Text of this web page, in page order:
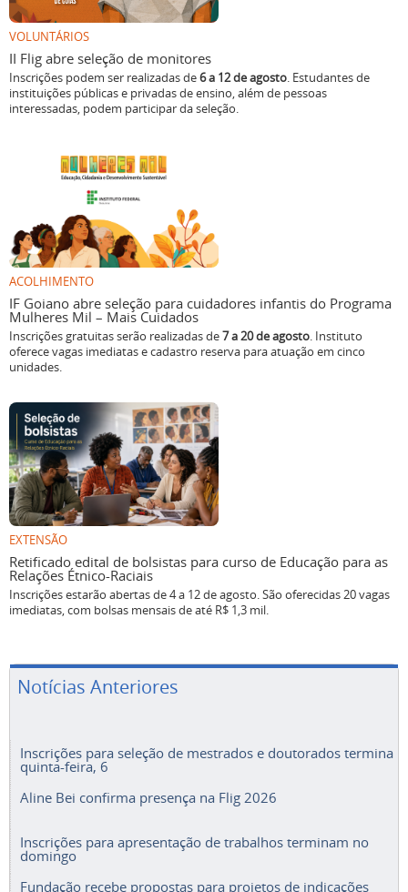
VOLUNTÁRIOS
II Flig abre seleção de monitores
Inscrições podem ser realizadas de6 a 12 de agosto. Estudantes de
instituições públicas e privadas de ensino, além de pessoas
interessadas, podem participar da seleção.
ACOLHIMENTO
IF Goiano abre seleção para cuidadores infantis do Programa
Mulheres Mil – Mais Cuidados
Inscrições gratuitas serão realizadas de7 a 20 de agosto. Instituto
oferece vagas imediatas e cadastro reserva para atuação em cinco
unidades.
EXTENSÃO
Retificado edital de bolsistas para curso de Educação para as
Relações Étnico-Raciais
Inscrições estarão abertas de 4 a 12 de agosto. São oferecidas 20 vagas
imediatas, com bolsas mensais de até R$ 1,3 mil.
Notícias Anteriores
Inscrições para seleção de mestrados e doutorados termina
quinta-feira, 6
Aline Bei confirma presença na Flig 2026
Inscrições para apresentação de trabalhos terminam no
domingo
Fundação recebe propostas para projetos de indicações